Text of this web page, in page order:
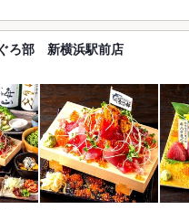
ろ部 新横浜駅前店